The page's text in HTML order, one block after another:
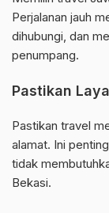
Perjalanan jauh
dihubungi, dan
penumpang.
Pastikan
Pastikan travel
alamat. Ini
tidak
Bekasi.